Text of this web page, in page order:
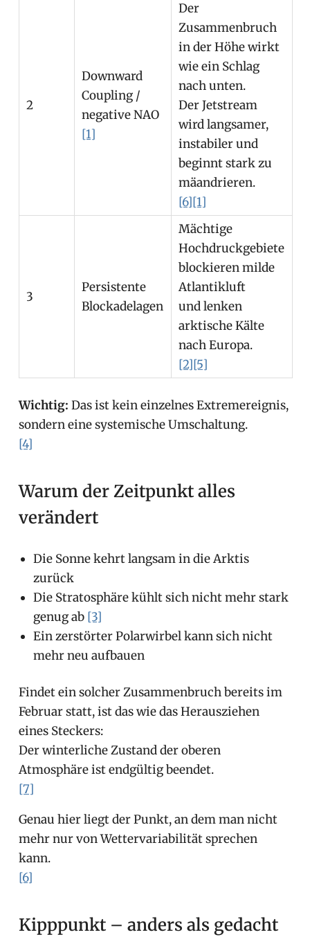
2
Downward
Coupling /
negative NAO
[1]
Der
Zusammenbruch
in der Höhe wirkt
wie ein Schlag
nach unten.
Der Jetstream
wird langsamer,
instabiler und
beginnt stark zu
mäandrieren.
[6][1]
3
Persistente
Blockadelagen
Mächtige
Hochdruckgebiete
blockieren milde
Atlantikluft
und lenken
arktische Kälte
nach Europa.
[2][5]
Wichtig: Das ist kein einzelnes Extremereignis,
sondern eine systemische Umschaltung.
[4]
Warum der Zeitpunkt alles
verändert
Die Sonne kehrt langsam in die Arktis
zurück
Die Stratosphäre kühlt sich nicht mehr stark
genug ab [3]
Ein zerstörter Polarwirbel kann sich nicht
mehr neu aufbauen
Findet ein solcher Zusammenbruch bereits im
Februar statt, ist das wie das Herausziehen
eines Steckers:
Der winterliche Zustand der oberen
Atmosphäre ist endgültig beendet.
[7]
Genau hier liegt der Punkt, an dem man nicht
mehr nur von Wettervariabilität sprechen
kann.
[6]
Kipppunkt – anders als gedacht